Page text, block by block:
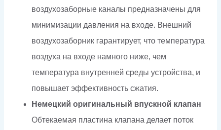
воздухозаборные каналы предназначены для
минимизации давления на входе. Внешний
воздухозаборник гарантирует, что температура
воздуха на входе намного ниже, чем
температура внутренней среды устройства, и
повышает эффективность сжатия.
Немецкий оригинальный впускной клапан
Обтекаемая пластина клапана делает поток